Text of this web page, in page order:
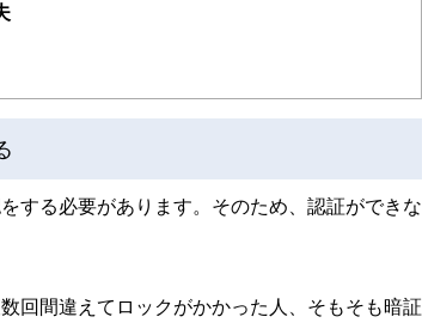
する必要があります。そのため、認証ができな
回間違えてロックがかかった人、そもそも暗証